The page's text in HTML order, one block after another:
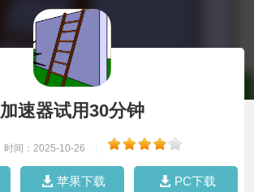
加速器试用30分钟
时间：2025-10-26
苹果下载 PC下载